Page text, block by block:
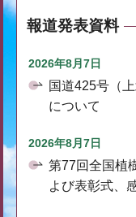
報道発表資料
2026年8月7日
国道425号（
について
2026年8月7日
第77回全国植
よび表彰式、